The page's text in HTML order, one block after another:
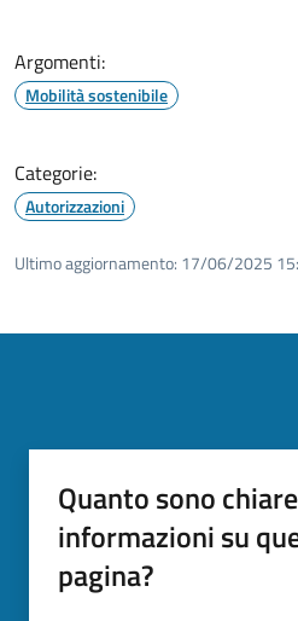
Argomenti:
Mobilità sostenibile
Categorie:
Autorizzazioni
Ultimo aggiornamento: 17/06/2025
Quanto sono
informazioni su
pagina?